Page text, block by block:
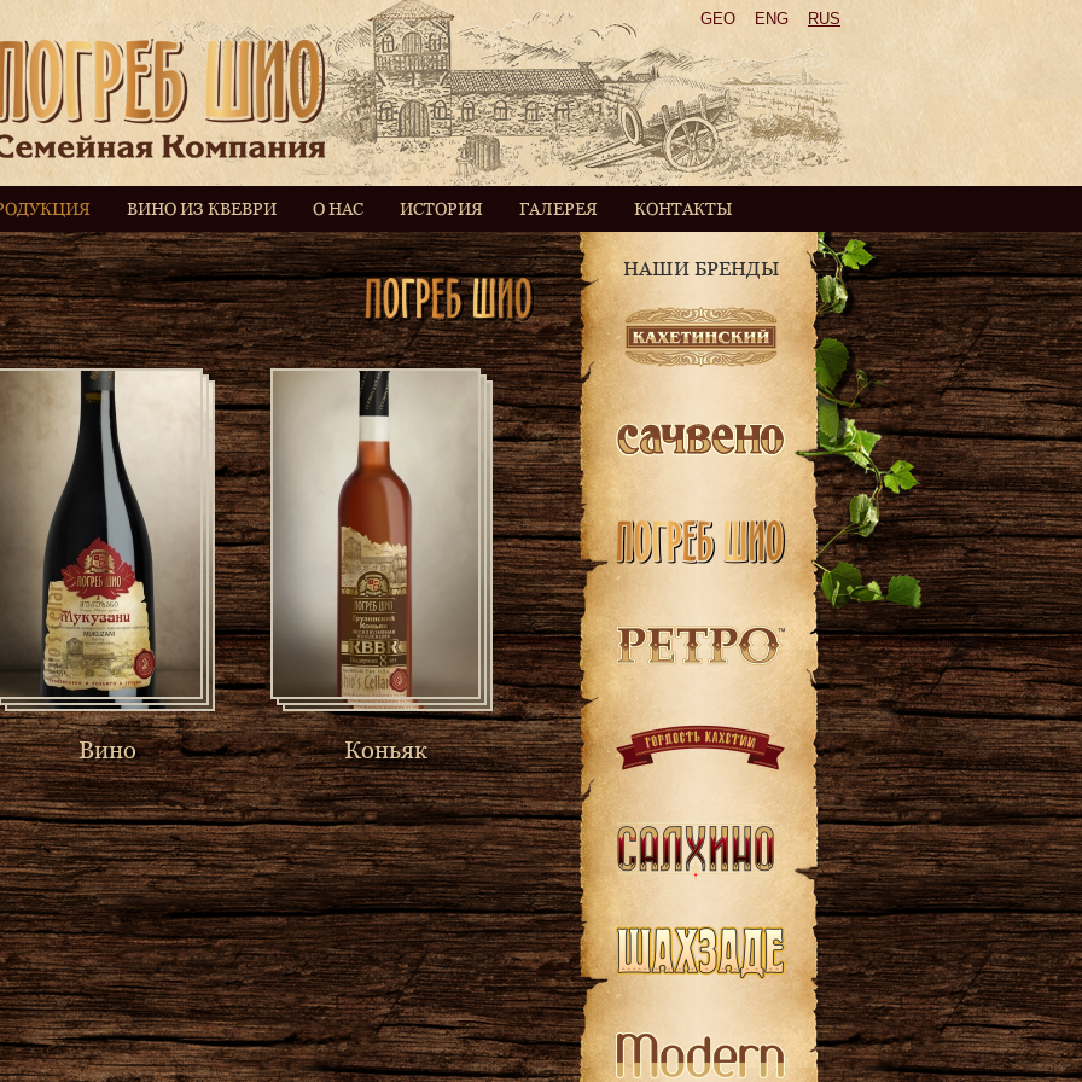
GEO ENG RUS
ВИНО ИЗ КВЕВРИ О НАС ИСТОРИЯ ГАЛЕРЕЯ КОНТАКТЫ
Вино Коньяк
НАШИ БРЕНДЫ